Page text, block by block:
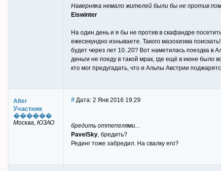
Наверняка немало жителей были бы не против
Eiswinter
На один день и я бы не против в скафандре
ежесекундно изнываете. Такого мазохизма
будет через лет 10..20? Вот наметилась поездка в
деньги не поеду в такой мрак, где ещё в июне
кто мог предугадать, что и Альпы Австрии
Alter
Участник
������
Москва, ЮЗАО
# Дата: 2 Янв 2016 19:29
бредить оттепелями...
PavelSky, бредить?
Рединг тоже забредил. На свалку его?